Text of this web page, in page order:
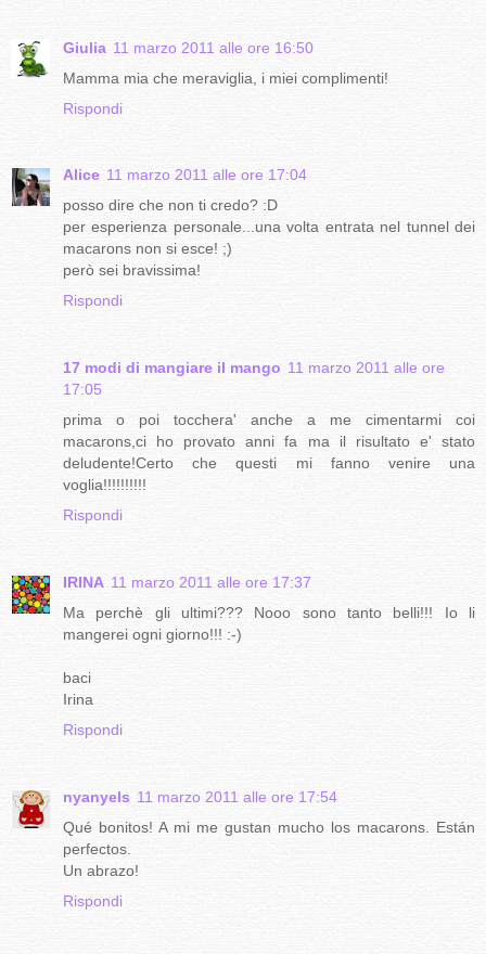
Giulia 11 marzo 2011 alle ore 16:50
Mamma mia che meraviglia, i miei complimenti!
Rispondi
Alice 11 marzo 2011 alle ore 17:04
posso dire che non ti credo? :D
per esperienza personale...una volta entrata nel tunnel dei
macarons non si esce! ;)
però sei bravissima!
Rispondi
17 modi di mangiare il mango 11 marzo 2011 alle ore
17:05
prima o poi tocchera' anche a me cimentarmi coi
macarons,ci ho provato anni fa ma il risultato e' stato
deludente!Certo che questi mi fanno venire una
voglia!!!!!!!!!!
Rispondi
IRINA 11 marzo 2011 alle ore 17:37
Ma perchè gli ultimi??? Nooo sono tanto belli!!! Io li
mangerei ogni giorno!!! :-)
baci
Irina
Rispondi
nyanyels 11 marzo 2011 alle ore 17:54
Qué bonitos! A mi me gustan mucho los macarons. Están
perfectos.
Un abrazo!
Rispondi